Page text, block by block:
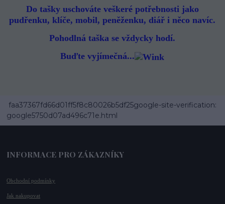
Do tašky uschováte veškeré potřebnosti jako
pudřenku, klíče, mobil, peněženku, diář i něco navíc.
Pohodlná taška se vždycky hodí.
Buďte vyjímečná...
faa37367fd66d01ff5f8c80026b5df25google-site-verification:
google5750d07ad496c71e.html
INFORMACE PRO ZÁKAZNÍKY
Obchodní podmínky
Jak nakupovat